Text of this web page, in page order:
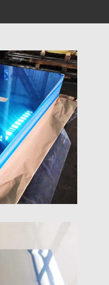
alumínio com
soldabilidade, e